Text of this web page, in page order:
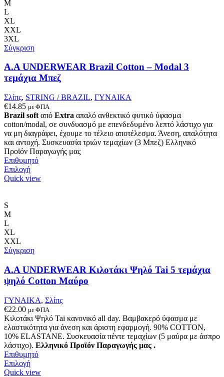
επιλεγούν
σελίδα
του
προϊόντος
M
L
XL
XXL
3XL
Σύγκριση
A.A UNDERWEAR Brazil Cotton – Modal 3
τεμάχια Μπεζ
Σλίπς, STRING / BRAZIL, ΓΥΝΑΙΚΑ
€14.85 με ΦΠΑ
Brazil soft από Extra απαλό ανθεκτικό φυτικό ύφασμα
cotton/modal, σε συνδυασμό με επενδεδυμένο λεπτό λάστιχο για
να μη διαγράφει, έχουμε το τέλειο αποτέλεσμα. Άνεση, απαλότητα
και αντοχή. Συσκευασία τριών τεμαχίων (3 Μπεζ) Ελληνικό
Προϊόν Παραγωγής μας
Επιθυμητό
ΕπιλογήΑυτό
το
να
στη
σελίδα
του
Quick view
S
M
L
XL
XXL
Σύγκριση
A.A UNDERWEAR Κιλοτάκι Ψηλό Tai 5 τεμάχια
ψηλό Cotton Μαύρο
ΓΥΝΑΙΚΑ, Σλίπς
€22.00 με ΦΠΑ
Κιλοτάκι Ψηλό Tai κανονικό all day. Βαμβακερό ύφασμα με
ελαστικότητα για άνεση και άριστη εφαρμογή. 90% COTTON,
10% ELASTANE. Συσκευασία πέντε τεμαχίων (5 μαύρα με άσπρο
λάστιχο). Ελληνικό Προϊόν Παραγωγής μας .
Επιθυμητό
ΕπιλογήΑυτό
το
Quick view